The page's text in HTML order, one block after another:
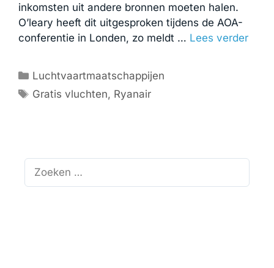
inkomsten uit andere bronnen moeten halen.
O’leary heeft dit uitgesproken tijdens de AOA-
conferentie in Londen, zo meldt … Lees verder
Categorieën
Luchtvaartmaatschappijen
Tags
Gratis vluchten, Ryanair
Zoek